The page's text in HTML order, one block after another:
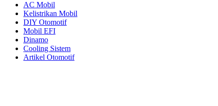
AC Mobil
Kelistrikan Mobil
DIY Otomotif
Mobil EFI
Dinamo
Cooling Sistem
Artikel Otomotif